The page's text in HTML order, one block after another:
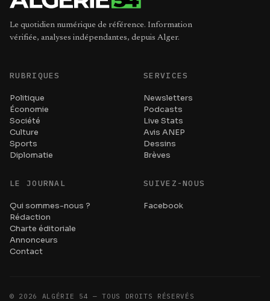
Le quotidien numérique de référence. Information
vérifiée, analyses indépendantes, depuis Alger.
RUBRIQUES
Politique
Économie
Société
Culture
Sports
Diplomatie
SERVICES
Newsletters
Podcasts
Live Stats
Avis ANEP
Dessins
Brèves
LE JOURNAL
Qui sommes-nous ?
Rédaction
Charte éditoriale
Annonceurs
Contact
SUIVEZ-NOUS
Facebook
© 2026 ALGÉRIE 54 — TOUS DROITS RÉSERVÉS